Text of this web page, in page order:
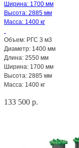
Ширина: 1700 мм
Высота: 2885 мм
Масса: 1400 кг
Объем: РГС 3 м3
Диаметр: 1400 мм
Длина: 2550 мм
Ширина: 1700 мм
Высота: 2885 мм
Масса: 1400 кг
133 500 р.